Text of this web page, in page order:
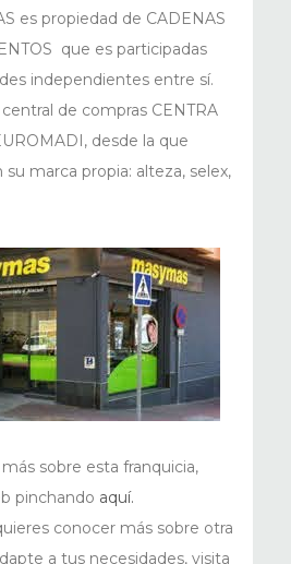
es propiedad de CADENAS
que es participadas
independientes entre sí.
de compras CENTRA
desde la que
marca propia: alteza, selex,
sobre esta franquicia,
pinchando aquí.
conocer más sobre otra
a tus necesidades, visita